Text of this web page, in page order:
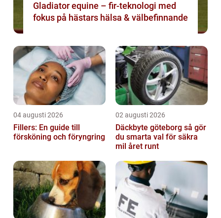
Gladiator equine – fir-teknologi med
fokus på hästars hälsa & välbefinnande
04 augusti 2026
Fillers: En guide till
försköning och föryngring
02 augusti 2026
Däckbyte göteborg så gör
du smarta val för säkra
mil året runt